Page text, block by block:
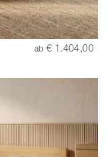
ab € 1.404,00